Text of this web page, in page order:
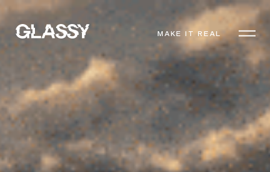
MAKE IT REAL